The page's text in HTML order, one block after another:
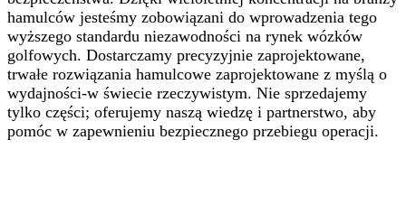
hamulców jesteśmy zobowiązani do wprowadzenia tego
wyższego standardu niezawodności na rynek wózków
golfowych. Dostarczamy precyzyjnie zaprojektowane,
trwałe rozwiązania hamulcowe zaprojektowane z myślą o
wydajności-w świecie rzeczywistym. Nie sprzedajemy
tylko części; oferujemy naszą wiedzę i partnerstwo, aby
pomóc w zapewnieniu bezpiecznego przebiegu operacji.